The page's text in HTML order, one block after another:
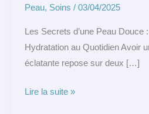
Peau, Soins / 03/04/2025
Les Secrets d’une Peau Douce
Hydratation au Quotidien Avoir
éclatante repose sur deux […]
Lire la suite »